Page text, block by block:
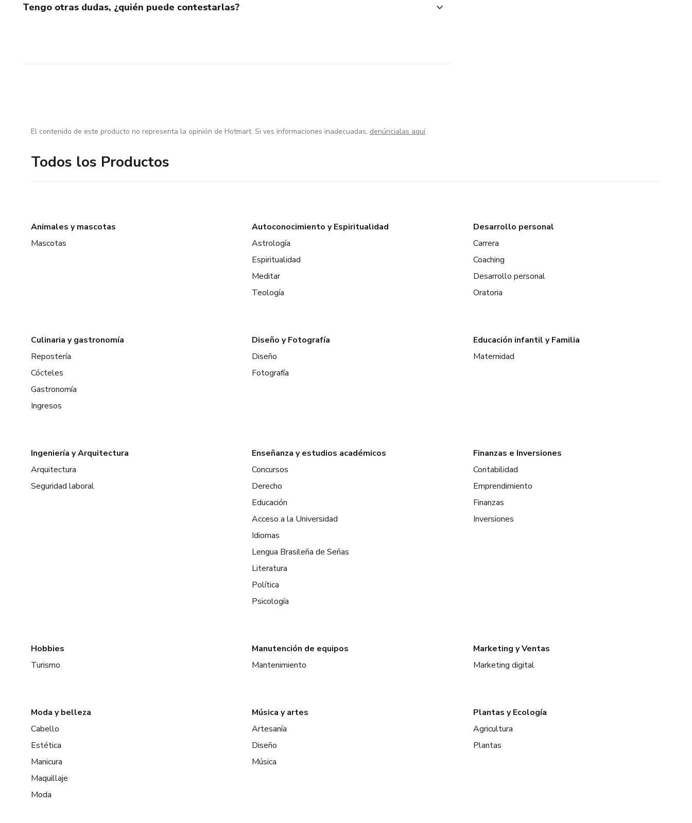
Tengo otras dudas, ¿quién puede contestarlas?
El contenido de este producto no representa la opinión de Hotmart. Si ves informaciones inadecuadas, denúncialas aquí
Todos los Productos
Animales y mascotas
Mascotas
Autoconocimiento y Espiritualidad
Astrología
Espiritualidad
Meditar
Teología
Desarrollo personal
Carrera
Coaching
Desarrollo personal
Oratoria
Culinaria y gastronomía
Repostería
Cócteles
Gastronomía
Ingresos
Diseño y Fotografía
Diseño
Fotografía
Educación infantil y Familia
Maternidad
Ingeniería y Arquitectura
Arquitectura
Seguridad laboral
Enseñanza y estudios académicos
Concursos
Derecho
Educación
Acceso a la Universidad
Idiomas
Lengua Brasileña de Señas
Literatura
Política
Psicología
Finanzas e Inversiones
Contabilidad
Emprendimiento
Finanzas
Inversiones
Hobbies
Turismo
Manutención de equipos
Mantenimiento
Marketing y Ventas
Marketing digital
Moda y belleza
Cabello
Estética
Manicura
Maquillaje
Moda
Música y artes
Artesanía
Diseño
Música
Plantas y Ecología
Agricultura
Plantas